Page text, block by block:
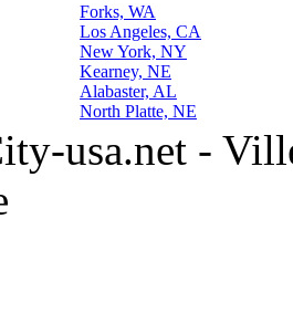
Forks, WA
Los Angeles, CA
New York, NY
Kearney, NE
Alabaster, AL
North Platte, NE
usa.net -